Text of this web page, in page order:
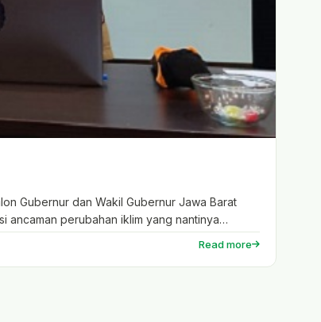
Gubernur dan Wakil Gubernur Jawa Barat
ancaman perubahan iklim yang nantinya
Read more